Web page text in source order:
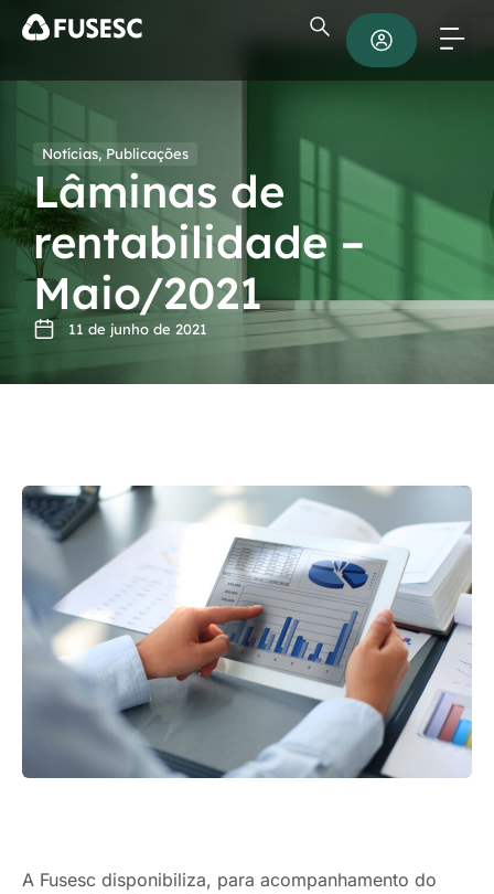
Notícias, Publicações
Lâminas de
rentabilidade –
Maio/2021
11 de junho de 2021
A Fusesc disponibiliza, para acompanhamento do